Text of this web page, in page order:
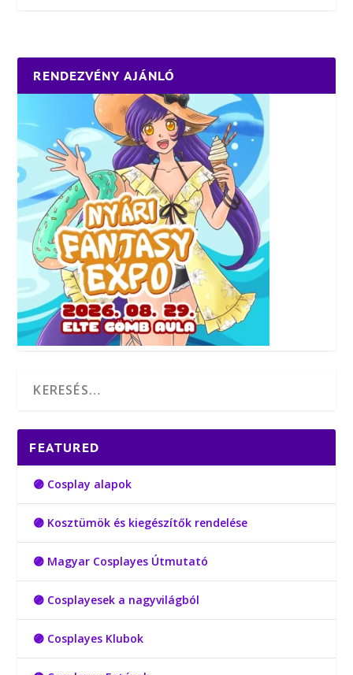
RENDEZVÉNY AJÁNLÓ
FEATURED
🟣 Cosplay alapok
🟣 Kosztümök és kiegészítők rendelése
🟣 Magyar Cosplayes Útmutató
🟣 Cosplayesek a nagyvilágból
🟣 Cosplayes Klubok